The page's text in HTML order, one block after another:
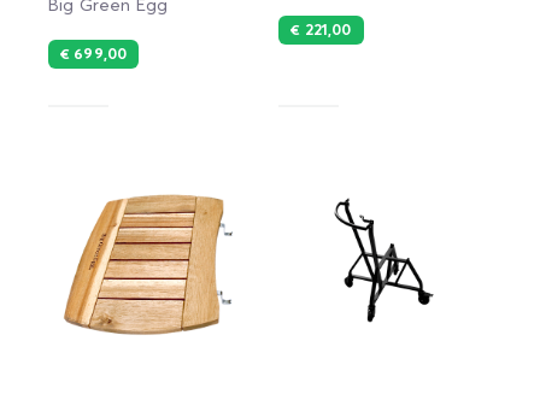
Big Green Egg
€ 699,00
€ 221,00